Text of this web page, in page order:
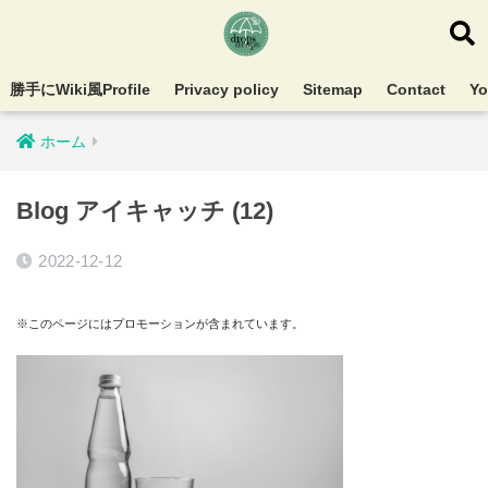
勝手にWiki風Profile Privacy policy Sitemap Contact
ホーム
Blog アイキャッチ (12)
2022-12-12
※このページにはプロモーションが含まれています。